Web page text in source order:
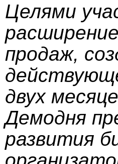
Целями
продаж,
двух
Демодня
развития